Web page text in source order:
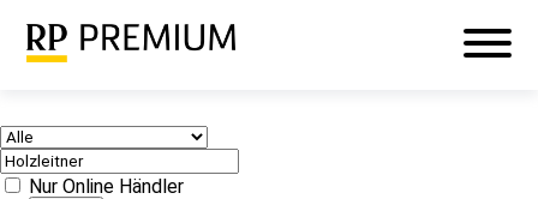
Login
Nur Online Händler